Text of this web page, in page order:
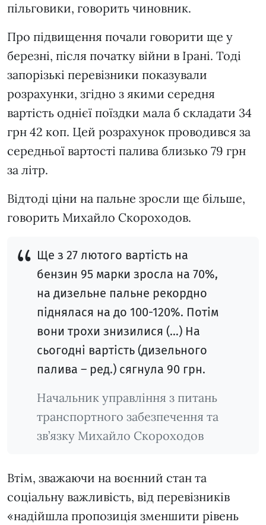
пільговики, говорить чиновник.
Про підвищення почали говорити ще у
березні, після початку війни в Ірані. Тоді
запорізькі перевізники показували
розрахунки, згідно з якими середня
вартість однієї поїздки мала б складати 34
грн 42 коп. Цей розрахунок проводився за
середньої вартості палива близько 79 грн
за літр.
Відтоді ціни на пальне зросли ще більше,
говорить Михайло Скороходов.
Ще з 27 лютого вартість на
бензин 95 марки зросла на 70%,
на дизельне пальне рекордно
піднялася на до 100-120%. Потім
вони трохи знизилися (…) На
сьогодні вартість (дизельного
палива – ред.) сягнула 90 грн.
Начальник управління з питань
транспортного забезпечення та
зв’язку Михайло Скороходов
Втім, зважаючи на воєнний стан та
соціальну важливість, від перевізників
«надійшла пропозиція зменшити рівень